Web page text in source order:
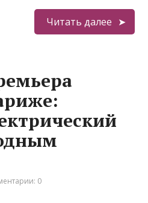
Читать далее
0